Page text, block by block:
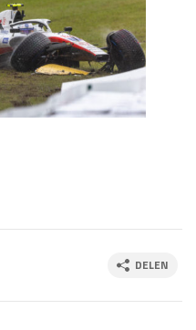
DELEN